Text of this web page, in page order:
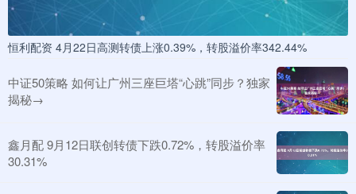
恒利配资 4月22日高测转债上涨0.39%，转股溢价率342.44%
中证50策略 如何让广州三座巨塔“心跳”同步？独家
揭秘→
鑫月配 9月12日联创转债下跌0.72%，转股溢价率
30.31%